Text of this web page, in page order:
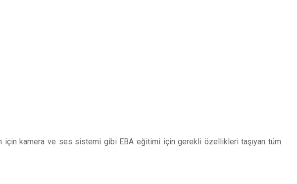
için kamera ve ses sistemi gibi EBA eğitimi için gerekli özellikleri taşıyan tüm